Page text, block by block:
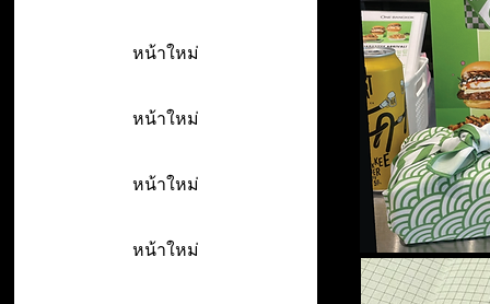
หน้าใหม่
หน้าใหม่
หน้าใหม่
หน้าใหม่